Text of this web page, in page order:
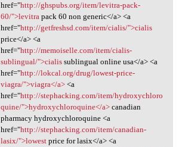
href="http://ghspubs.org/item/levitra-pack-
60/">levitrapack 60 non generic</a> <a
href="http://getfreshsd.com/item/cialis/">cialis
price</a> <a
href="http://memoiselle.com/item/cialis-
sublingual/">cialissublingual online usa</a> <a
href="http://lokcal.org/drug/lowest-price-
viagra/">viagra</a><a
href="http://stephacking.com/item/hydroxychloro
quine/">hydroxychloroquine</a>canadian
pharmacy hydroxychloroquine <a
href="http://stephacking.com/item/canadian-
lasix/">lowestprice for lasix</a> <a